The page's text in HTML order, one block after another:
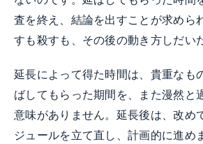
査を終え、結論を出すことが求めら
すも殺すも、その後の動き方しだい
延長によって得た時間は、貴重なも
ばしてもらった期間を、また漫然と
意味がありません。延長後は、改め
ジュールを立て直し、計画的に進め